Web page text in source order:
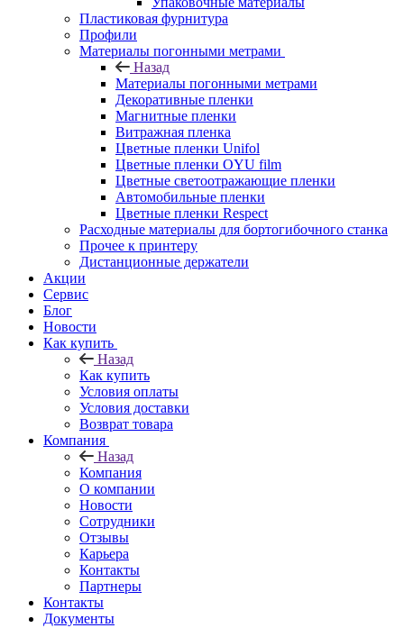
Пластиковая фурнитура
Профили
Материалы погонными метрами
Назад
Материалы погонными метрами
Декоративные пленки
Магнитные пленки
Витражная пленка
Цветные пленки Unifol
Цветные пленки OYU film
Цветные светоотражающие пленки
Автомобильные пленки
Цветные пленки Respect
Расходные материалы для бортогибочного станка
Прочее к принтеру
Дистанционные держатели
Акции
Сервис
Блог
Новости
Как купить
Назад
Как купить
Условия оплаты
Условия доставки
Возврат товара
Компания
Назад
Компания
О компании
Новости
Сотрудники
Отзывы
Карьера
Контакты
Партнеры
Контакты
Документы